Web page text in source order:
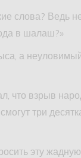
слова? Ведь
в шалаш?»
а
что взрыв
три
эту